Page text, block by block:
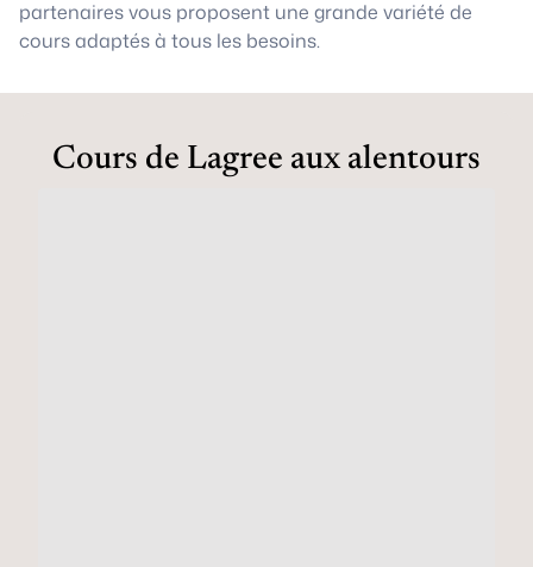
partenaires vous proposent une grande variété de
cours adaptés à tous les besoins.
Cours de Lagree aux alentours